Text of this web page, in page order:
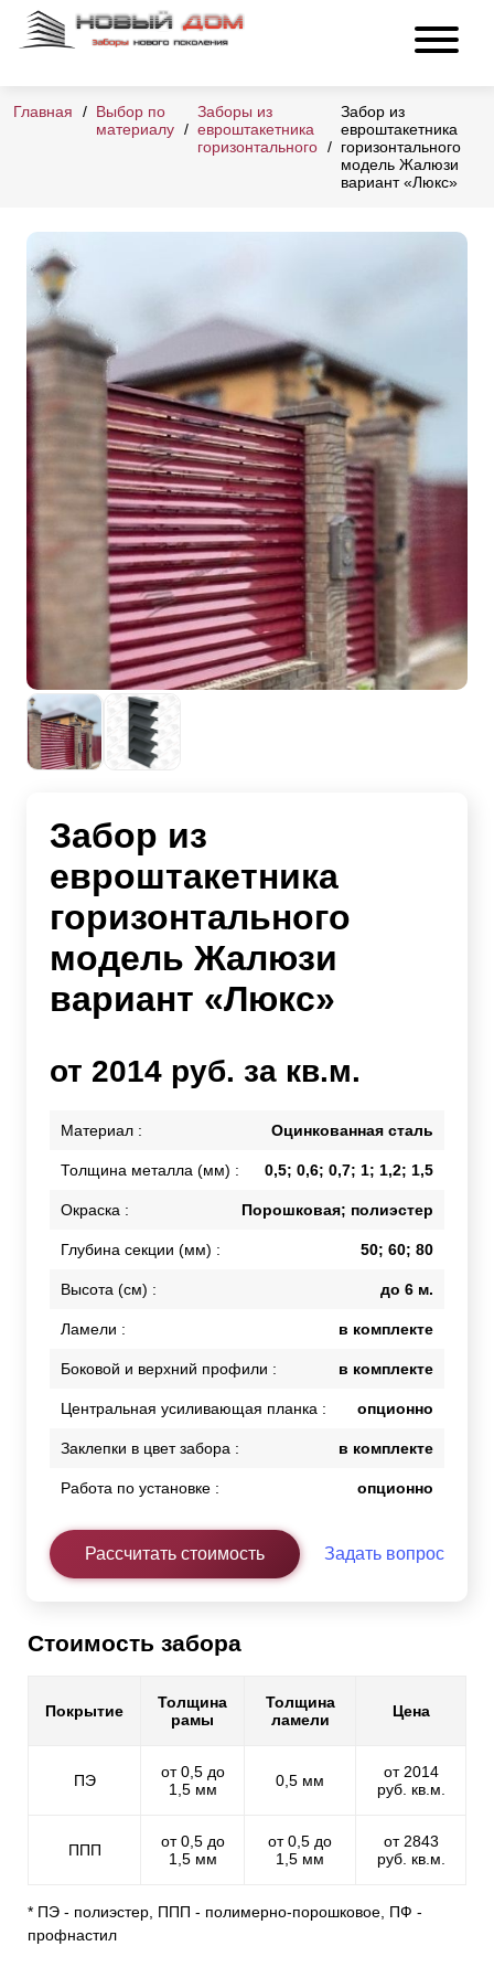
Главная
Выбор по
материалу
Заборы из
евроштакетника
горизонтального
Забор из
евроштакетника
горизонтального
модель Жалюзи
вариант «Люкс»
Забор из
евроштакетника
горизонтального
модель Жалюзи
вариант «Люкс»
от 2014 руб. за кв.м.
Материал : Оцинкованная сталь
Толщина металла (мм) : 0,5; 0,6; 0,7; 1; 1,2; 1,5
Окраска : Порошковая; полиэстер
Глубина секции (мм) : 50; 60; 80
Высота (см) : до 6 м.
Ламели : в комплекте
Боковой и верхний профили : в комплекте
Центральная усиливающая планка : опционно
Заклепки в цвет забора : в комплекте
Работа по установке : опционно
Рассчитать стоимость Задать вопрос
Стоимость забора
Покрытие
Толщина
рамы
Толщина
ламели
Цена
ПЭ
от 0,5 до
1,5 мм
0,5 мм
от 2014
руб. кв.м.
ППП
от 0,5 до
1,5 мм
от 0,5 до
1,5 мм
от 2843
руб. кв.м.
* ПЭ - полиэстер, ППП - полимерно-порошковое, ПФ -
профнастил